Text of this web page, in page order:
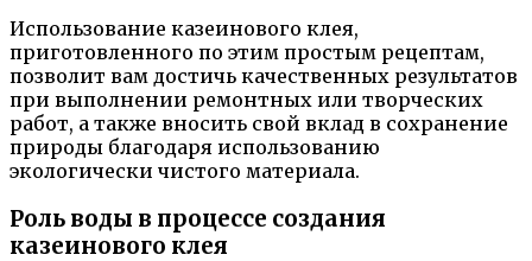
Использование казеинового клея,
приготовленного по этим простым рецептам,
позволит вам достичь качественных результатов
при выполнении ремонтных или творческих
работ, а также вносить свой вклад в сохранение
природы благодаря использованию
экологически чистого материала.
Роль воды в процессе создания
казеинового клея